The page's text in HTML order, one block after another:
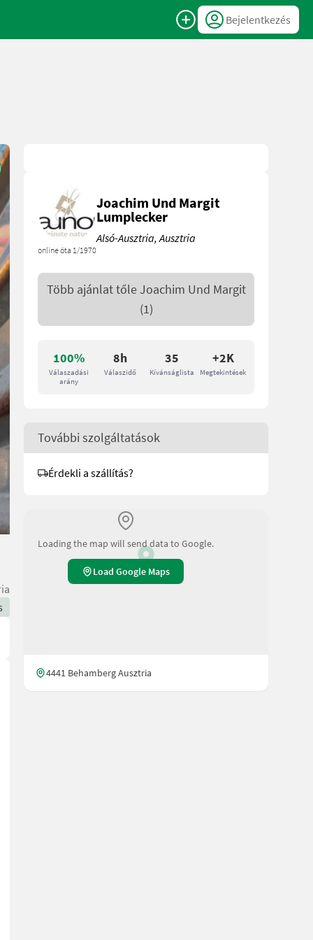
Bejelentkezés
100%
Válaszadási
arány
8h
Válaszidő
35
Kívánságlista
+2K
Megtekintések
online óta 1/1970
Joachim Und Margit
Lumplecker
Alsó-Ausztria, Ausztria
Több ajánlat tőleJoachim Und Margit
(1)
További szolgáltatások
Érdekli a szállítás?
Loading the map will send data to Google.
Load Google Maps
4441 Behamberg Ausztria